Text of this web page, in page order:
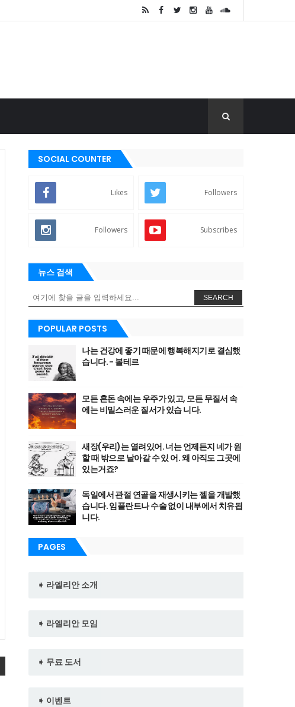
SOCIAL COUNTER
Likes Followers
Followers Subscribes
뉴스 검색
SEARCH
POPULAR POSTS
나는 건강에 좋기 때문에 행복해지기로 결심했
습니다. - 볼테르
모든 혼돈 속에는 우주가 있고, 모든 무질서 속
에는 비밀스러운 질서가 있습 니다.
새장(우리)는 열려있어. 너는 언제든지 네가 원
할 때 밖으로 날아갈 수 있 어. 왜 아직도 그곳에
있는거죠?
독일에서 관절 연골을 재생시키는 젤을 개발했
습니다. 임플란트나 수술 없이 내부에서 치유됩
니다.
PAGES
➧ 라엘리안 소개
➧ 라엘리안 모임
➧ 무료 도서
➧ 이벤트